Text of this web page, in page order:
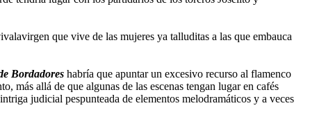
que vive de las mujeres ya talluditas a las que embauca
Bordadores habría que apuntar un excesivo recurso al flamenco
más allá de que algunas de las escenas tengan lugar en cafés
judicial pespunteada de elementos melodramáticos y a veces